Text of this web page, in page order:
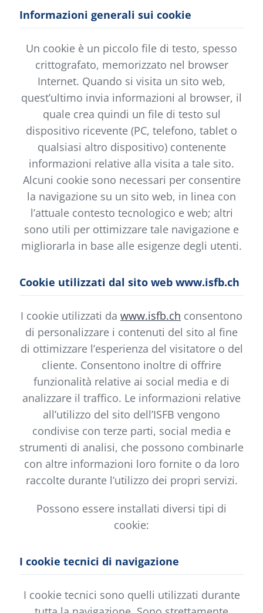
Informazioni generali sui cookie
Un cookie è un piccolo file di testo, spesso
crittografato, memorizzato nel browser
Internet. Quando si visita un sito web,
quest’ultimo invia informazioni al browser, il
quale crea quindi un file di testo sul
dispositivo ricevente (PC, telefono, tablet o
qualsiasi altro dispositivo) contenente
informazioni relative alla visita a tale sito.
Alcuni cookie sono necessari per consentire
la navigazione su un sito web, in linea con
l’attuale contesto tecnologico e web; altri
sono utili per ottimizzare tale navigazione e
migliorarla in base alle esigenze degli utenti.
Cookie utilizzati dal sito web www.isfb.ch
I cookie utilizzati da www.isfb.ch consentono
di personalizzare i contenuti del sito al fine
di ottimizzare l’esperienza del visitatore o del
cliente. Consentono inoltre di offrire
funzionalità relative ai social media e di
analizzare il traffico. Le informazioni relative
all’utilizzo del sito dell’ISFB vengono
condivise con terze parti, social media e
strumenti di analisi, che possono combinarle
con altre informazioni loro fornite o da loro
raccolte durante l’utilizzo dei propri servizi.
Possono essere installati diversi tipi di
cookie:
I cookie tecnici di navigazione
I cookie tecnici sono quelli utilizzati durante